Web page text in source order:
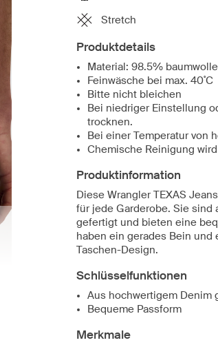
Stretch
Produktdetails
Material: 98.5%
Feinwäsche bei max. 40˚C
Bitte nicht bleichen
Bei niedriger Einstellung
trocknen.
Bei einer Temperatur von
Chemische Reinigung
Produktinformation
Diese Wrangler TEXAS
für jede Garderobe. Sie sind
gefertigt und bieten eine
haben ein gerades Bein und
Taschen-Design.
Schlüsselfunktionen
Aus hochwertigem Denim
Bequeme Passform
Merkmale